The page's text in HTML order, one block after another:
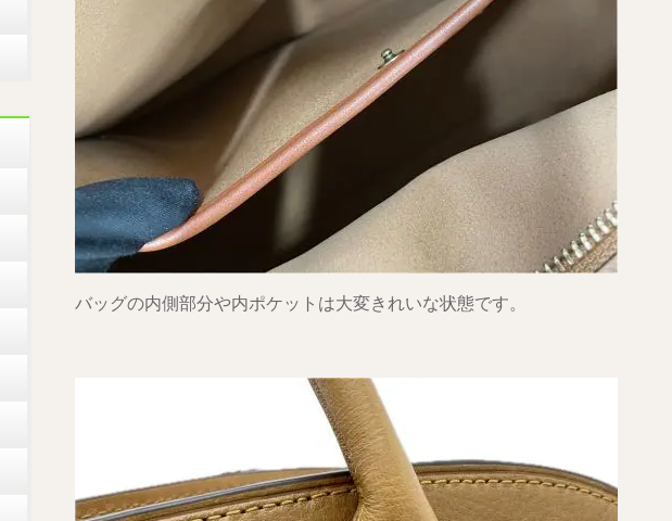
バッグの内側部分や内ポケットは大変きれいな状態です。